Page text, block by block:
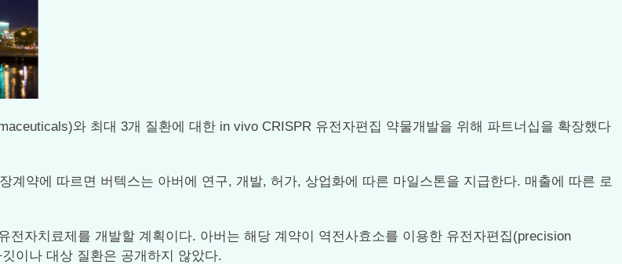
와 최대 3개 질환에 대한 in vivo CRISPR 유전자편집 약물개발을 위해 파트너십을 확장했다
계약에 따르면 버텍스는 아버에 연구, 개발, 허가, 상업화에 따른 마일스톤을 지급한다. 매출에 따른 로
자치료제를 개발할 계획이다. 아버는 해당 계약이 역전사효소를 이용한 유전자편집(precision
이나 대상 질환은 공개하지 않았다.